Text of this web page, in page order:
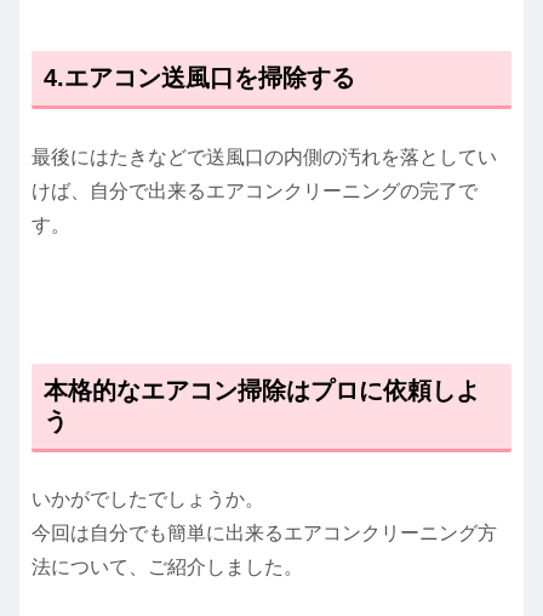
4.エアコン送風口を掃除する
最後にはたきなどで送風口の内側の汚れを落としてい
けば、自分で出来るエアコンクリーニングの完了で
す。
本格的なエアコン掃除はプロに依頼しよ
う
いかがでしたでしょうか。
今回は自分でも簡単に出来るエアコンクリーニング方
法について、ご紹介しました。